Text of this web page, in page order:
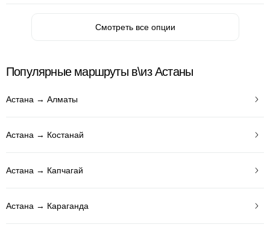
Смотреть все опции
Популярные маршруты в\из Астаны
Астана → Алматы
Астана → Костанай
Астана → Капчагай
Астана → Караганда